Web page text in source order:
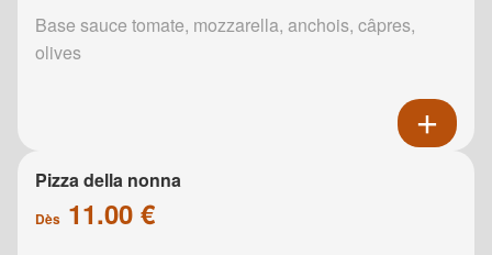
Base sauce tomate, mozzarella, anchois, câpres,
olives
Pizza della nonna
Dès 11.00 €